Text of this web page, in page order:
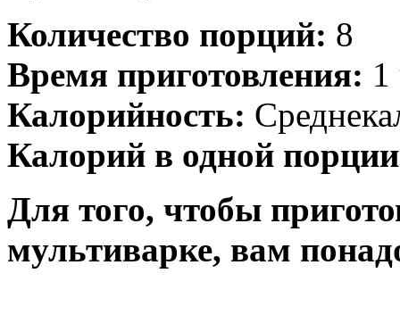
Количество порций: 8
Время приготовления:
Калорийность:
Калорий в одной
Для того, чтобы
мультиварке, вам